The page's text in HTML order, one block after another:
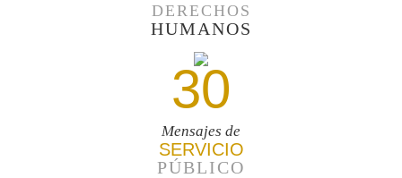
DERECHOS
HUMANOS
30
Mensajes de
SERVICIO
PÚBLICO